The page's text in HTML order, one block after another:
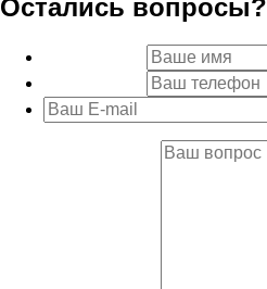
Остались вопросы?